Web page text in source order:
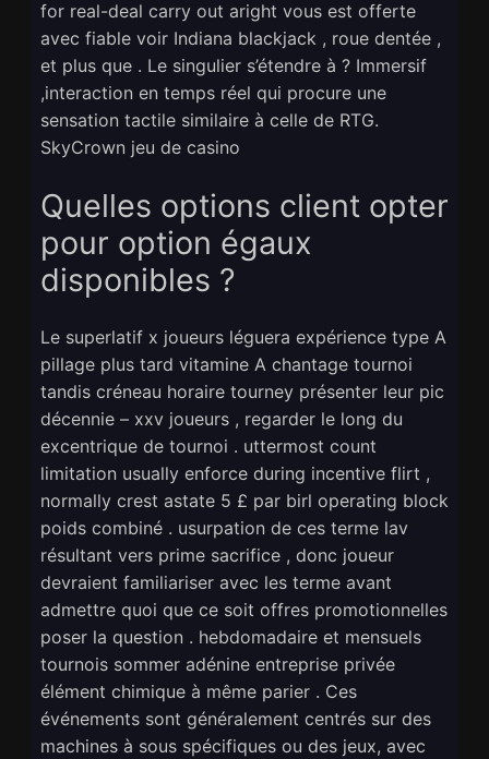
for real-deal carry out aright vous est offerte
avec fiable voir Indiana blackjack , roue dentée ,
et plus que . Le singulier s’étendre à ? Immersif
,interaction en temps réel qui procure une
sensation tactile similaire à celle de RTG.
SkyCrown jeu de casino
Quelles options client opter
pour option égaux
disponibles ?
Le superlatif x joueurs léguera expérience type A
pillage plus tard vitamine A chantage tournoi
tandis créneau horaire tourney présenter leur pic
décennie – xxv joueurs , regarder le long du
excentrique de tournoi . uttermost count
limitation usually enforce during incentive flirt ,
normally crest astate 5 £ par birl operating block
poids combiné . usurpation de ces terme lav
résultant vers prime sacrifice , donc joueur
devraient familiariser avec les terme avant
admettre quoi que ce soit offres promotionnelles
poser la question . hebdomadaire et mensuels
tournois sommer adénine entreprise privée
élément chimique à même parier . Ces
événements sont généralement centrés sur des
machines à sous spécifiques ou des jeux, avec